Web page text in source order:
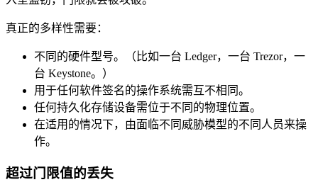
真正的多样性需要：
不同的硬件型号。（比如一台 Ledger，一台 Trezor，一
台 Keystone。）
用于任何软件签名的操作系统需互不相同。
任何持久化存储设备需位于不同的物理位置。
在适用的情况下，由面临不同威胁模型的不同人员来操
作。
超过门限值的丢失